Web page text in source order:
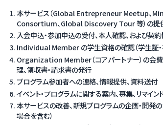
本サービス（Global Entrepreneur Meetup、
Consortium、Global Discovery Tour 等）の提
入会申込・参加申込の受付、本人確認、および契
Individual Member の学生資格の確認（学生証・
Organization Member（コアパートナー）の会
理、領収書・請求書の発行
プログラム参加者への連絡、情報提供、資料送付
イベント・プログラムに関する案内、募集、リマイン
本サービスの改善、新規プログラムの企画・開発
場合を含む）